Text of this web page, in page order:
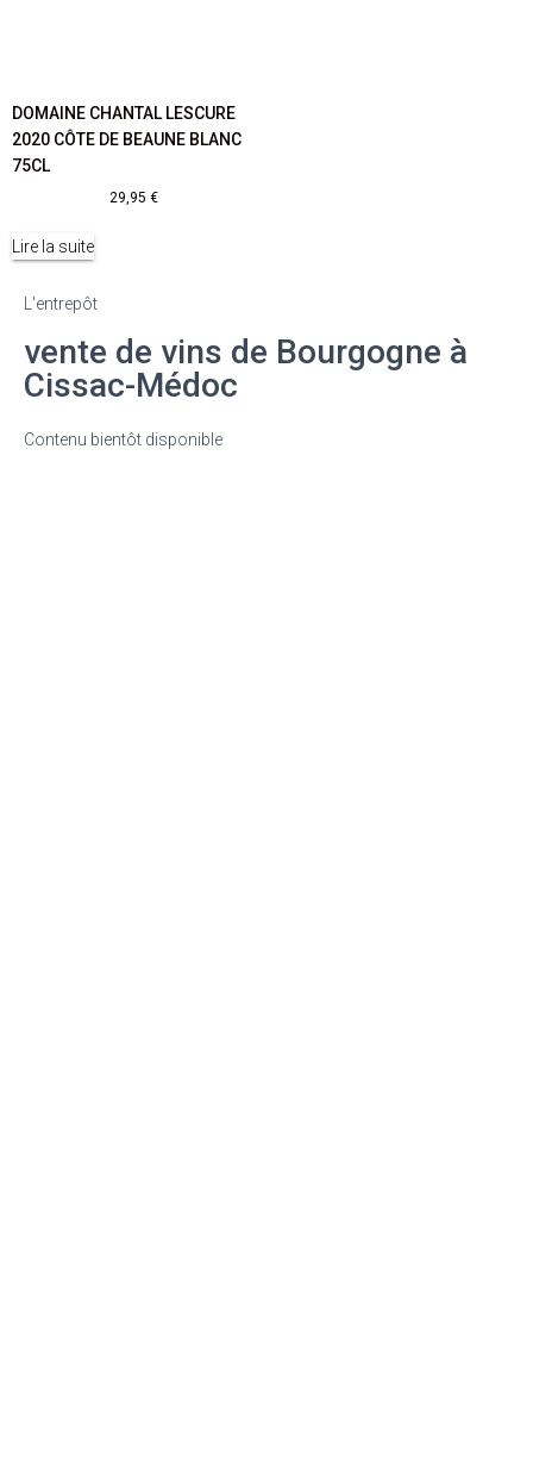
DOMAINE CHANTAL LESCURE
2020 CÔTE DE BEAUNE BLANC
75CL
29,95 €
Lire la suite
L'entrepôt
vente de vins de Bourgogne à
Cissac-Médoc
Contenu bientôt disponible